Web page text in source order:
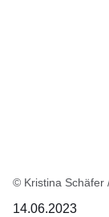
© Kristina Schäfer
14.06.2023